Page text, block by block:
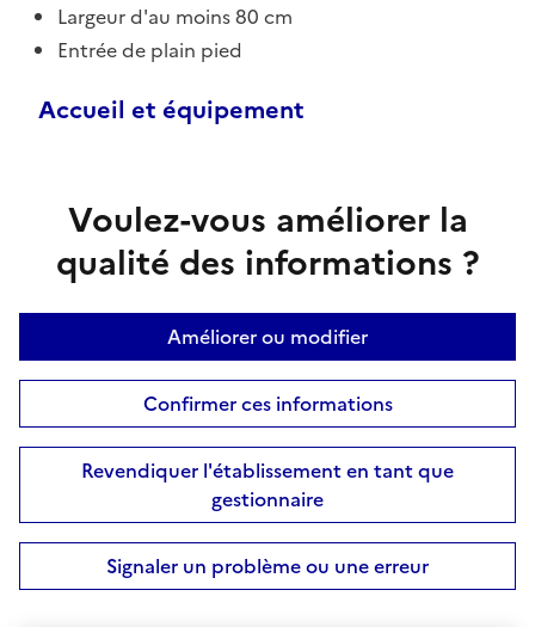
Largeur d'au moins 80 cm
Entrée de plain pied
Accueil et équipement
Voulez-vous améliorer la
qualité des informations ?
Améliorer ou modifier
Confirmer ces informations
Revendiquer l'établissement en tant que
gestionnaire
Signaler un problème ou une erreur